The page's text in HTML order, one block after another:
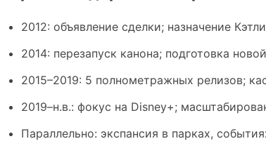
2012: объявление сделки; назначение
2014: перезапуск канона; подготовка
2015–2019: 5 полнометражных релизов;
2019–н.в.: фокус на Disney+;
Параллельно: экспансия в парках,